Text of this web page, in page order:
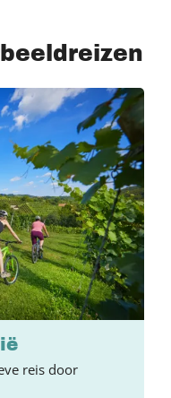
reis door